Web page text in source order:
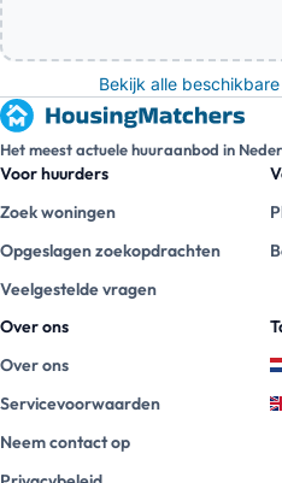
Bekijk alle
Het meest actuele huuraanbod in
Voor huurders
Zoek woningen
Opgeslagen zoekopdrachten
Veelgestelde vragen
Over ons
Over ons
Servicevoorwaarden
Neem contact op